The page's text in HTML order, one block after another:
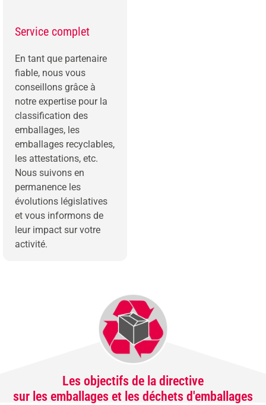
Service complet
En tant que partenaire
fiable, nous vous
conseillons grâce à
notre expertise pour la
classification des
emballages, les
emballages recyclables,
les attestations, etc.
Nous suivons en
permanence les
évolutions législatives
et vous informons de
leur impact sur votre
activité.
Les objectifs de la directive
sur les emballages et les déchets d'emballages